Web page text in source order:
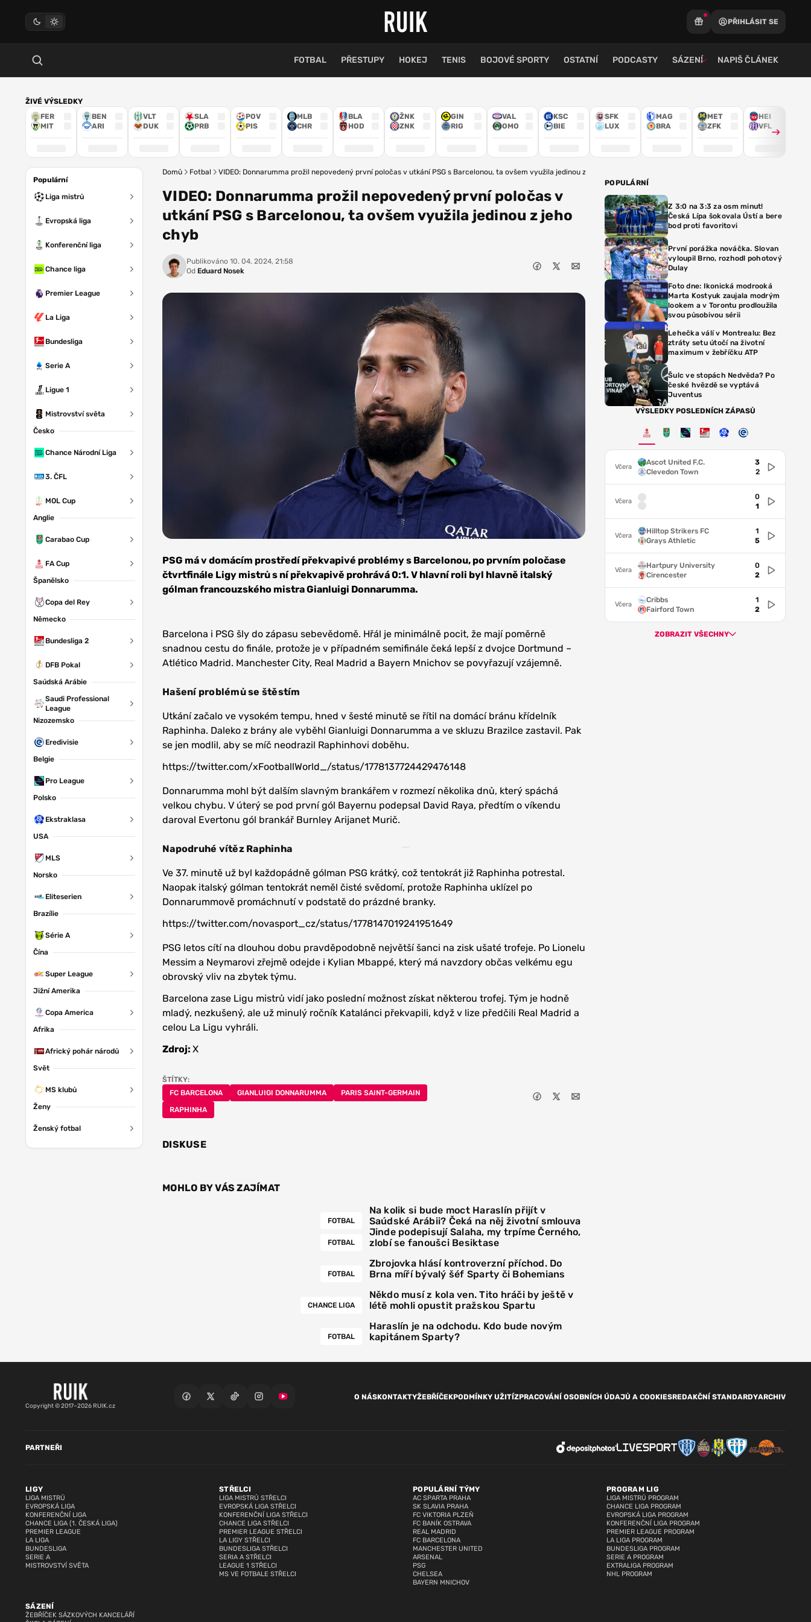
PŘIHLÁSIT SE
FOTBAL PŘESTUPY HOKEJ TENIS BOJOVÉ SPORTY OSTATNÍ PODCASTY SÁZENÍ NAPIŠ ČLÁNEK
ŽIVÉ VÝSLEDKY
FER
MIT
BEN
ARI
VLT
DUK
SLA
PRB
POV
PIS
MLB
CHR
BLA
HOD
ŽNK
ZNK
GIN
RIG
VAL
OMO
KSC
BIE
SFK
LUX
MAG
BRA
MET
ZFK
HEI
VFL
Populární
Liga mistrů
Evropská liga
Konferenční liga
Chance liga
Premier League
La Liga
Bundesliga
Serie A
Ligue 1
Mistrovství světa
Česko
Chance Národní Liga
3. ČFL
MOL Cup
Anglie
Carabao Cup
FA Cup
Španělsko
Copa del Rey
Německo
Bundesliga 2
DFB Pokal
Saúdská Arábie
Saudi Professional
League
Nizozemsko
Eredivisie
Belgie
Pro League
Polsko
Ekstraklasa
USA
MLS
Norsko
Eliteserien
Brazílie
Série A
Čína
Super League
Jižní Amerika
Copa America
Afrika
Africký pohár národů
Svět
MS klubů
Ženy
Ženský fotbal
Domů Fotbal VIDEO: Donnarumma prožil nepovedený první poločas v utkání PSG s Barcelonou, ta ovšem využila jedinou z jeho chyb
VIDEO: Donnarumma prožil nepovedený první poločas v
utkání PSG s Barcelonou, ta ovšem využila jedinou z jeho
chyb
Publikováno 10. 04. 2024, 21:58
Od Eduard Nosek
Depositphotos
PSG má v domácím prostředí překvapivé problémy s Barcelonou, po prvním poločase
čtvrtfinále Ligy mistrů s ní překvapivě prohrává 0:1. V hlavní roli byl hlavně italský
gólman francouzského mistra Gianluigi Donnarumma.
Barcelona i PSG šly do zápasu sebevědomě. Hřál je minimálně pocit, že mají poměrně
snadnou cestu do finále, protože je v případném semifinále čeká lepší z dvojce Dortmund –
Atlético Madrid. Manchester City, Real Madrid a Bayern Mnichov se povyřazují vzájemně.
Hašení problémů se štěstím
Utkání začalo ve vysokém tempu, hned v šesté minutě se řítil na domácí bránu křídelník
Raphinha. Daleko z brány ale vyběhl Gianluigi Donnarumma a ve skluzu Brazilce zastavil. Pak
se jen modlil, aby se míč neodrazil Raphinhovi doběhu.
https://twitter.com/xFootballWorld_/status/1778137724429476148
Donnarumma mohl být dalším slavným brankářem v rozmezí několika dnů, který spáchá
velkou chybu. V úterý se pod první gól Bayernu podepsal David Raya, předtím o víkendu
daroval Evertonu gól brankář Burnley Arijanet Murič.
Napodruhé vítěz Raphinha
Ve 37. minutě už byl každopádně gólman PSG krátký, což tentokrát již Raphinha potrestal.
Naopak italský gólman tentokrát neměl čisté svědomí, protože Raphinha uklízel po
Donnarummově promáchnutí v podstatě do prázdné branky.
https://twitter.com/novasport_cz/status/1778147019241951649
PSG letos cítí na dlouhou dobu pravděpodobně největší šanci na zisk ušaté trofeje. Po Lionelu
Messim a Neymarovi zřejmě odejde i Kylian Mbappé, který má navzdory občas velkému egu
obrovský vliv na zbytek týmu.
Barcelona zase Ligu mistrů vidí jako poslední možnost získat některou trofej. Tým je hodně
mladý, nezkušený, ale už minulý ročník Katalánci překvapili, když v lize předčili Real Madrid a
celou La Ligu vyhráli.
Zdroj: X
ŠTÍTKY:
FC BARCELONA
GIANLUIGI DONNARUMMA
PARIS SAINT-GERMAIN
RAPHINHA
DISKUSE
MOHLO BY VÁS ZAJÍMAT
FOTBAL
Na kolik si bude moct Haraslín přijít v
Saúdské Arábii? Čeká na něj životní smlouva
FOTBAL
Jinde podepisují Salaha, my trpíme Černého,
zlobí se fanoušci Besiktase
FOTBAL
Zbrojovka hlásí kontroverzní příchod. Do
Brna míří bývalý šéf Sparty či Bohemians
CHANCE LIGA
Někdo musí z kola ven. Tito hráči by ještě v
létě mohli opustit pražskou Spartu
FOTBAL
Haraslín je na odchodu. Kdo bude novým
kapitánem Sparty?
POPULÁRNÍ
Z 3:0 na 3:3 za osm minut!
Česká Lípa šokovala Ústí a bere
bod proti favoritovi
První porážka nováčka. Slovan
vyloupil Brno, rozhodl pohotový
Dulay
Foto dne: Ikonická modrooká
Marta Kostyuk zaujala modrým
lookem a v Torontu prodloužila
svou působivou sérii
Lehečka válí v Montrealu: Bez
ztráty setu útočí na životní
maximum v žebříčku ATP
Šulc ve stopách Nedvěda? Po
české hvězdě se vyptává
Juventus
VÝSLEDKY POSLEDNÍCH ZÁPASŮ
Včera
Ascot United F.C.
Clevedon Town
3
2
Včera
0
1
Včera
Hilltop Strikers FC
Grays Athletic
1
5
Včera
Hartpury University
Cirencester
0
2
Včera
Cribbs
Fairford Town
1
2
ZOBRAZIT VŠECHNY
Copyright © 2017–2026 RUIK.cz
O NÁSKONTAKTYŽEBŘÍČEKPODMÍNKY UŽITÍZPRACOVÁNÍ OSOBNÍCH ÚDAJŮ A COOKIESREDAKČNÍ STANDARDYARCHIV
LIGY
LIGA MISTRŮ
EVROPSKÁ LIGA
KONFERENČNÍ LIGA
CHANCE LIGA (1. ČESKÁ LIGA)
PREMIER LEAGUE
LA LIGA
BUNDESLIGA
SERIE A
MISTROVSTVÍ SVĚTA
STŘELCI
LIGA MISTRŮ STŘELCI
EVROPSKÁ LIGA STŘELCI
KONFERENČNÍ LIGA STŘELCI
CHANCE LIGA STŘELCI
PREMIER LEAGUE STŘELCI
LA LIGY STŘELCI
BUNDESLIGA STŘELCI
SERIA A STŘELCI
LEAGUE 1 STŘELCI
MS VE FOTBALE STŘELCI
POPULÁRNÍ TÝMY
AC SPARTA PRAHA
SK SLAVIA PRAHA
FC VIKTORIA PLZEŇ
FC BANÍK OSTRAVA
REAL MADRID
FC BARCELONA
MANCHESTER UNITED
ARSENAL
PSG
CHELSEA
BAYERN MNICHOV
PROGRAM LIG
LIGA MISTRŮ PROGRAM
CHANCE LIGA PROGRAM
EVROPSKÁ LIGA PROGRAM
KONFERENČNÍ LIGA PROGRAM
PREMIER LEAGUE PROGRAM
LA LIGA PROGRAM
BUNDESLIGA PROGRAM
SERIE A PROGRAM
EXTRALIGA PROGRAM
NHL PROGRAM
SÁZENÍ
ŽEBŘÍČEK SÁZKOVÝCH KANCELÁŘÍ
PARTNEŘI